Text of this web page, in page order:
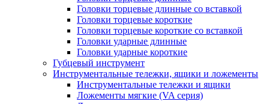
Головки торцевые длинные со вставкой
Головки торцевые короткие
Головки торцевые короткие со вставкой
Головки ударные длинные
Головки ударные короткие
Губцевый инструмент
Инструментальные тележки, ящики и ложементы
Инструментальные тележки и ящики
Ложементы мягкие (VA серия)